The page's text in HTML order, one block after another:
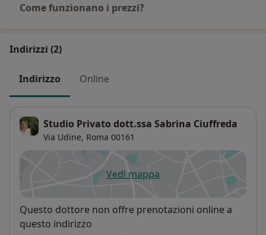
Come funzionano i prezzi?
Indirizzi (2)
Indirizzo Online
Studio Privato dott.ssa Sabrina Ciuffreda
Via Udine, Roma 00161
Vedi mappasi apre in una nuova scheda
Disponibilità
Questo dottore non offre prenotazioni online a
questo indirizzo